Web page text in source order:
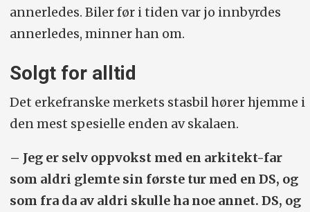
annerledes. Biler før i tiden var jo innbyrdes
annerledes, minner han om.
Solgt for alltid
Det erkefranske merkets stasbil hører hjemme i
den mest spesielle enden av skalaen.
– Jeg er selv oppvokst med en arkitekt-far
som aldri glemte sin første tur med en DS, og
som fra da av aldri skulle ha noe annet. DS, og